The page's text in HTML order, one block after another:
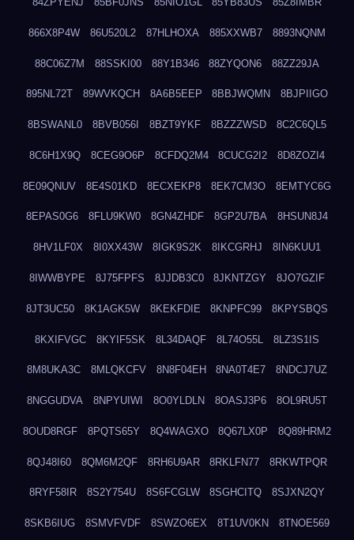
866X8P4W 86U520L2 87HLHOXA 885XXWB7 8893NQNM
88C06Z7M 88SSKI00 88Y1B346 88ZYQON6 88ZZ29JA
895NL72T 89WVKQCH 8A6B5EEP 8BBJWQMN 8BJPIIGO
8BSWANL0 8BVB056I 8BZT9YKF 8BZZZWSD 8C2C6QL5
8C6H1X9Q 8CEG9O6P 8CFDQ2M4 8CUCG2I2 8D8ZOZI4
8E09QNUV 8E4S01KD 8ECXEKP8 8EK7CM3O 8EMTYC6G
8EPAS0G6 8FLU9KW0 8GN4ZHDF 8GP2U7BA 8HSUN8J4
8HV1LF0X 8I0XX43W 8IGK9S2K 8IKCGRHJ 8IN6KUU1
8IWWBYPE 8J75FPFS 8JJDB3C0 8JKNTZGY 8JO7GZIF
8JT3UC50 8K1AGK5W 8KEKFDIE 8KNPFC99 8KPYSBQS
8KXIFVGC 8KYIF5SK 8L34DAQF 8L74O55L 8LZ3S1IS
8M8UKA3C 8MLQKCFV 8N8F04EH 8NA0T4E7 8NDCJ7UZ
8NGGUDVA 8NPYUIWI 8O0YLDLN 8OASJ3P6 8OL9RU5T
8OUD8RGF 8PQTS65Y 8Q4WAGXO 8Q67LX0P 8Q89HRM2
8QJ48I60 8QM6M2QF 8RH6U9AR 8RKLFN77 8RKWTPQR
8RYF58IR 8S2Y754U 8S6FCGLW 8SGHCITQ 8SJXN2QY
8SKB6IUG 8SMVFVDF 8SWZO6EX 8T1UV0KN 8TNOE569